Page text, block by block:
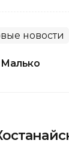
новости